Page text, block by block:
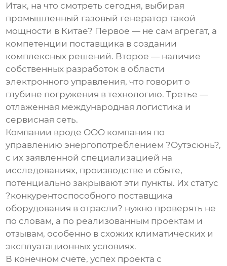
Итак, на что смотреть сегодня, выбирая
промышленный газовый генератор такой
мощности в Китае? Первое — не сам агрегат, а
компетенции поставщика в создании
комплексных решений. Второе — наличие
собственных разработок в области
электронного управления, что говорит о
глубине погружения в технологию. Третье —
отлаженная международная логистика и
сервисная сеть.
Компании вроде OOO компания по
управлению энергопотреблением ?Оутэсюнь?,
с их заявленной специализацией на
исследованиях, производстве и сбыте,
потенциально закрывают эти пункты. Их статус
?конкурентоспособного поставщика
оборудования в отрасли? нужно проверять не
по словам, а по реализованным проектам и
отзывам, особенно в схожих климатических и
эксплуатационных условиях.
В конечном счете, успех проекта с